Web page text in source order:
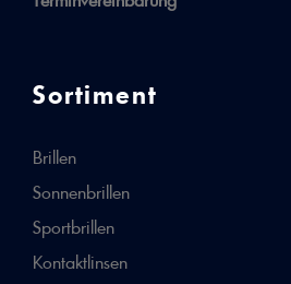
Sortiment
Brillen
Sonnenbrillen
Sportbrillen
Kontaktlinsen